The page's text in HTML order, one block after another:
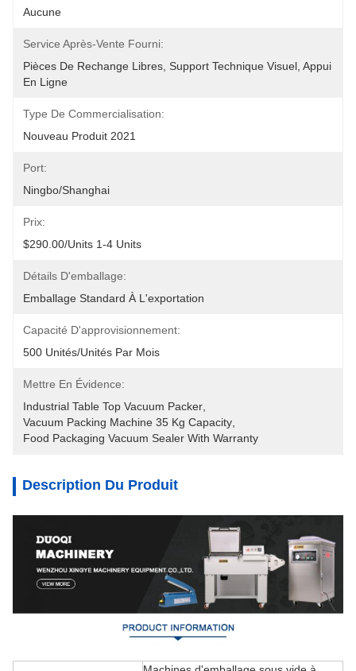
Aucune
Service Après-Vente Fourni:
Pièces De Rechange Libres, Support Technique Visuel, Appui
En Ligne
Type De Commercialisation:
Nouveau Produit 2021
Port:
Ningbo/Shanghai
Prix:
$290.00/units 1-4 Units
Détails D'emballage:
Emballage Standard À L'exportation
Capacité D'approvisionnement:
500 Unités/unités Par Mois
Mettre En Évidence:
Industrial Table Top Vacuum Packer
Vacuum Packing Machine 35 Kg Capacity
Food Packaging Vacuum Sealer With Warranty
Description Du Produit